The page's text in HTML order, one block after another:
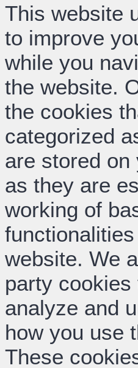
This website
to improve
while you
the website.
the cookies
categorized
are stored on
as they are
working of
website. We
party
analyze and
how you use
These